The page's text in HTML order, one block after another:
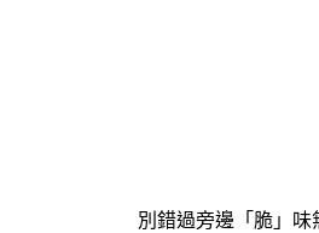
別錯過旁邊「脆」味